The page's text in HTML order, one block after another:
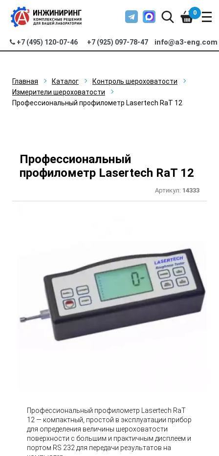
+7 (495) 120-07-46 +7 (925) 097-78-47 info@a3-eng.com
0
Главная Каталог
Контроль шероховатости
Измерители шероховатости
Профессиональный профилометр Lasertech RaT 12
Профессиональный
профилометр Lasertech RaT 12
Артикул: 14333
Профессиональный профилометр Lasertech RaT
12 — компактный, простой в эксплуатации прибор
для определения величины шероховатости
поверхности с большим и практичным дисплеем и
портом RS 232 для передачи результатов на